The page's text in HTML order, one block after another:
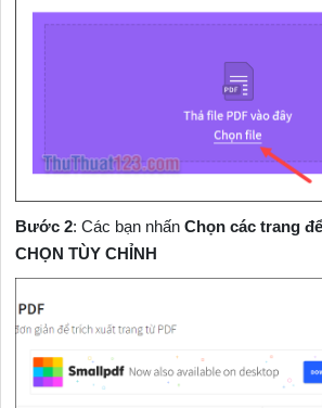
Bước 2: Các bạn nhấnChọn các trang
CHỌN TÙY CHỈNH